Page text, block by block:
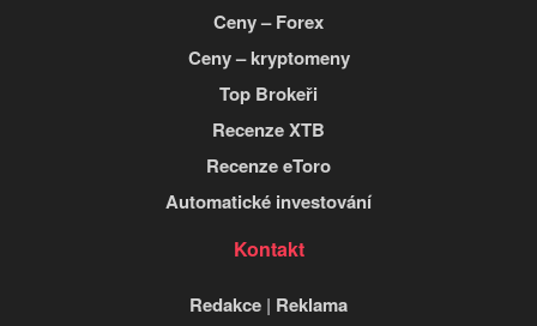
Ceny – Forex
Ceny – kryptomeny
Top Brokeři
Recenze XTB
Recenze eToro
Automatické investování
Kontakt
Redakce | Reklama